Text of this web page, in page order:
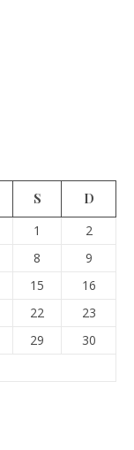
S
D
1
2
8
9
15
16
22
23
29
30